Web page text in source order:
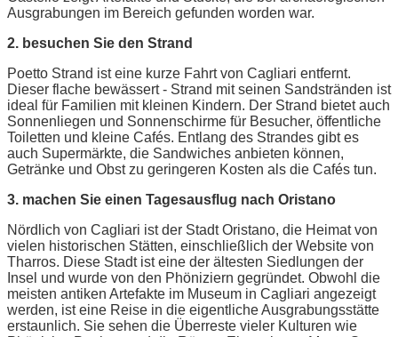
Ausgrabungen im Bereich gefunden worden war.
2. besuchen Sie den Strand
Poetto Strand ist eine kurze Fahrt von Cagliari entfernt.
Dieser flache bewässert - Strand mit seinen Sandstränden ist
ideal für Familien mit kleinen Kindern. Der Strand bietet auch
Sonnenliegen und Sonnenschirme für Besucher, öffentliche
Toiletten und kleine Cafés. Entlang des Strandes gibt es
auch Supermärkte, die Sandwiches anbieten können,
Getränke und Obst zu geringeren Kosten als die Cafés tun.
3. machen Sie einen Tagesausflug nach Oristano
Nördlich von Cagliari ist der Stadt Oristano, die Heimat von
vielen historischen Stätten, einschließlich der Website von
Tharros. Diese Stadt ist eine der ältesten Siedlungen der
Insel und wurde von den Phöniziern gegründet. Obwohl die
meisten antiken Artefakte im Museum in Cagliari angezeigt
werden, ist eine Reise in die eigentliche Ausgrabungsstätte
erstaunlich. Sie sehen die Überreste vieler Kulturen wie